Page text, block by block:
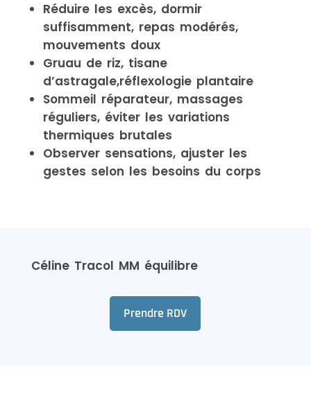
Réduire les excès, dormir
suffisamment, repas modérés,
mouvements doux
Gruau de riz, tisane
d’astragale,réflexologie plantaire
Sommeil réparateur, massages
réguliers, éviter les variations
thermiques brutales
Observer sensations, ajuster les
gestes selon les besoins du corps
Céline Tracol MM équilibre
Prendre RDV